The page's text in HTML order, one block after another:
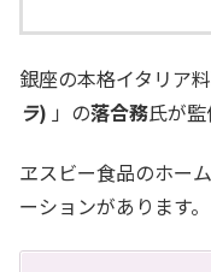
銀座の本格イタリア
ラ) 」の落合務氏が監
ヱスビー食品のホー
ーションがあります。